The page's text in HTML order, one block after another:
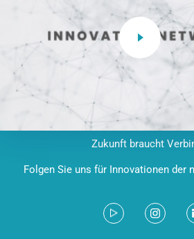
Zukunft braucht
Folgen Sie uns für Innovationen der